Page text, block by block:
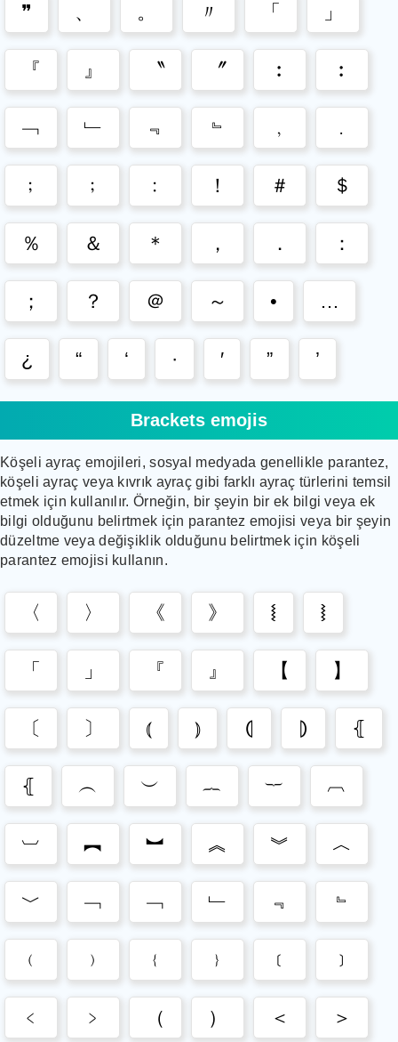
❞ 、 。 〃 「 」
『 』 〝 〞 ︰ ︰
﹁ ﹂ ﹃ ﹄ ﹐ ﹒
﹔ ﹔ ﹕ ！ ＃ ＄
％ ＆ ＊ ， ． ：
； ？ ＠ ～ • …
¿ “ ‘ · ′ ” ’
Brackets emojis
Köşeli ayraç emojileri, sosyal medyada genellikle parantez,
köşeli ayraç veya kıvrık ayraç gibi farklı ayraç türlerini temsil
etmek için kullanılır. Örneğin, bir şeyin bir ek bilgi veya ek
bilgi olduğunu belirtmek için parantez emojisi veya bir şeyin
düzeltme veya değişiklik olduğunu belirtmek için köşeli
parantez emojisi kullanın.
〈 〉 《 》 ⧙ ⧘
「 」 『 』 【 】
〔 〕 ⦅ ⦆ ⦇ ⦈ ⦃
⦃ ︵ ︶ ︷ ︸ ︹
︺ ︻ ︼ ︽ ︾ ︿
﹀ ﹁ ﹁ ﹂ ﹃ ﹄
﹙ ﹚ ﹛ ﹜ ﹝ ﹞
﹤ ﹥ （ ） ＜ ＞